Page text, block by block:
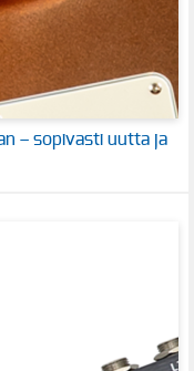
– sopivasti uutta ja